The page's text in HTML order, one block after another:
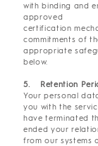
with binding and
approved
certification
commitments of
appropriate
below.
5. Retention
Your personal
you with the
have terminated
ended your
from our systems